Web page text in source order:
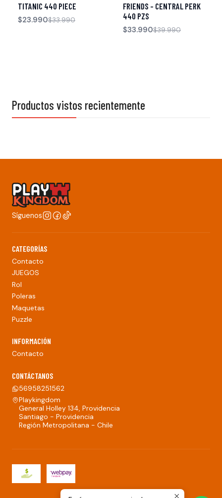
TITANIC 440 PIECE
$23.990$33.990
FRIENDS - CENTRAL PERK
440 PZS
$33.990$39.990
Productos vistos recientemente
Síguenos
CATEGORÍAS
Contacto
JUEGOS
Rol
Poleras
Maquetas
Puzzle
INFORMACIÓN
Contacto
CONTÁCTANOS
56958251562
Playkingdom
General Holley 134, Providencia
Santiago - Providencia
Región Metropolitana - Chile